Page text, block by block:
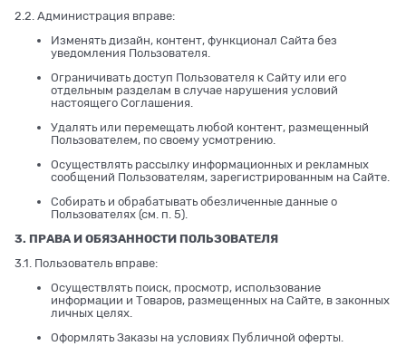
2.2. Администрация вправе:
Изменять дизайн, контент, функционал Сайта без
уведомления Пользователя.
Ограничивать доступ Пользователя к Сайту или его
отдельным разделам в случае нарушения условий
настоящего Соглашения.
Удалять или перемещать любой контент, размещенный
Пользователем, по своему усмотрению.
Осуществлять рассылку информационных и рекламных
сообщений Пользователям, зарегистрированным на Сайте.
Собирать и обрабатывать обезличенные данные о
Пользователях (см. п. 5).
3. ПРАВА И ОБЯЗАННОСТИ ПОЛЬЗОВАТЕЛЯ
3.1. Пользователь вправе:
Осуществлять поиск, просмотр, использование
информации и Товаров, размещенных на Сайте, в законных
личных целях.
Оформлять Заказы на условиях Публичной оферты.